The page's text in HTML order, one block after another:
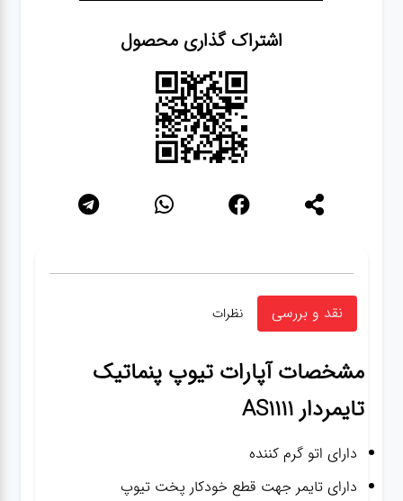
اشتراک گذاری محصول
نقد و بررسی نظرات
مشخصاتآپارات تیوپ پنماتیک
تایمردار AS1111
دارای اتو گرم کننده
دارای تایمر جهت قطع خودکار پخت تیوپ